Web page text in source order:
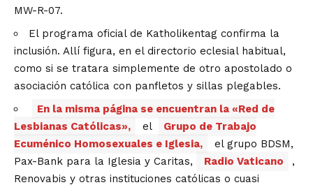
MW-R-07.
El programa oficial de Katholikentag confirma la
inclusión. Allí figura, en el directorio eclesial habitual,
como si se tratara simplemente de otro apostolado o
asociación católica con panfletos y sillas plegables.
En la misma página se encuentran la «Red de
Lesbianas Católicas»,
el
Grupo de Trabajo
Ecuménico Homosexuales e Iglesia,
el grupo BDSM,
Pax-Bank para la Iglesia y Caritas,
Radio Vaticano
,
Renovabis y otras instituciones católicas o cuasi